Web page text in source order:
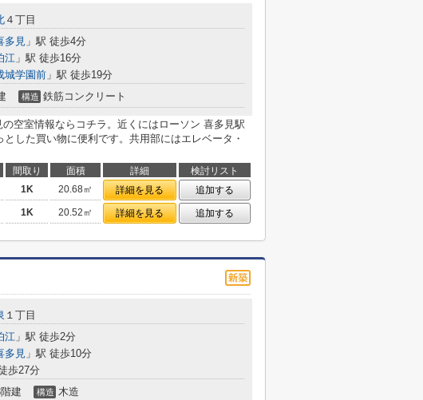
４丁目
多見 」駅 徒歩4分
江 」駅 徒歩16分
城学園前 」駅 徒歩19分
構造 鉄筋コンクリート
空室情報ならコチラ。近くにはローソン 喜多見駅
した買い物に便利です。共用部にはエレベータ・
間取り 面積 詳細
検討リスト
1K 20.68㎡ 詳細を見る
追加する
1K 20.52㎡ 詳細を見る 追加する
１丁目
江 」駅 徒歩2分
多見 」駅 徒歩10分
歩27分
建 構造 木造